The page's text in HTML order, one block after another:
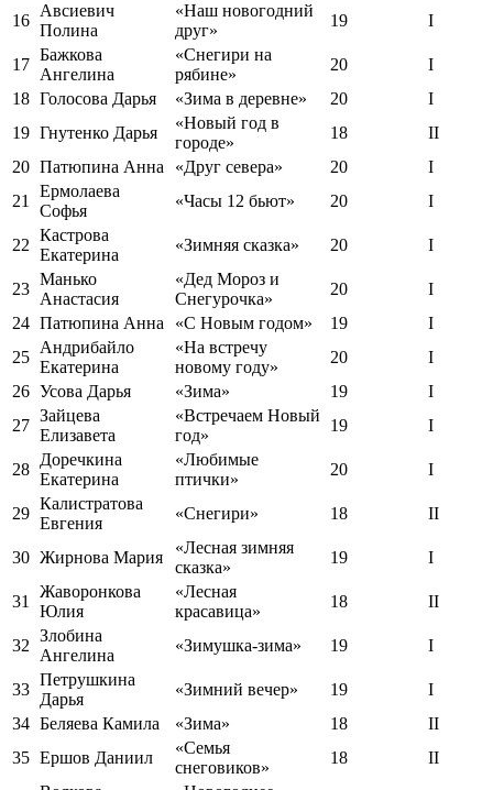
16
Авсиевич
Полина
«Наш новогодний
друг»
19 I
17
Бажкова
Ангелина
«Снегири на
рябине»
20
I
18 Голосова Дарья «Зима в деревне» 20
I
19 Гнутенко Дарья
«Новый год в
городе»
18
II
20 Патюпина Анна «Друг севера» 20
I
21
Ермолаева
Софья
«Часы 12 бьют» 20 I
22
Кастрова
Екатерина
«Зимняя сказка» 20 I
23
Манько
Анастасия
«Дед Мороз и
Снегурочка»
20
I
24 Патюпина Анна «С Новым годом» 19
I
25
Андрибайло
Екатерина
«На встречу
новому году»
20
I
26 Усова Дарья «Зима» 19
I
27
Зайцева
Елизавета
«Встречаем Новый
год»
19 I
28
Доречкина
Екатерина
«Любимые
птички»
20 I
29
Калистратова
Евгения
«Снегири» 18 II
30 Жирнова Мария
«Лесная зимняя
сказка»
19 I
31
Жаворонкова
Юлия
«Лесная
красавица»
18 II
32
Злобина
Ангелина
«Зимушка-зима» 19 I
33
Петрушкина
Дарья
«Зимний вечер» 19
I
34 Беляева Камила «Зима» 18
II
35 Ершов Даниил
«Семья
снеговиков»
18
II